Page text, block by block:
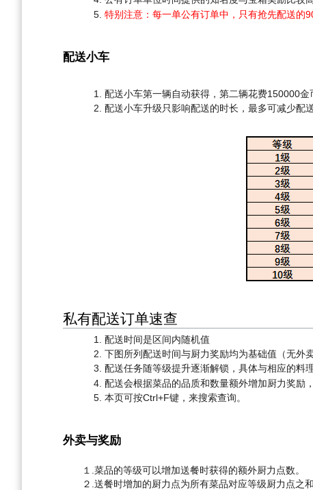
特别注意：每一单公有订单中，只有抢先配送的
配送小车
配送小车第一辆自动获得，第二辆花费150000
配送小车升级只影响配送的时长，最多可减少配
私有配送订单速查
配送时间是区间内随机值
下图所列配送时间与厨力奖励均为基础值（无外
配送任务随等级提升逐渐解锁，具体与相应的料
配送会根据菜品的品质和数量额外增加厨力奖励
本页可按Ctrl+F键，来搜索查询。
外卖与奖励
１.菜品的等级可以增加送餐时获得的额外厨力点数。
２.送餐时增加的厨力点为所有菜品对应等级厨力点之和